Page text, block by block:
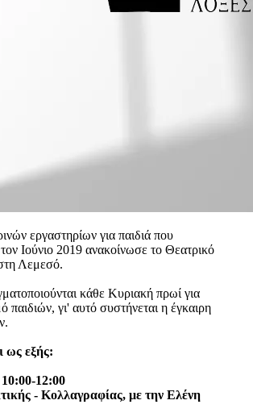
εργαστηρίων για παιδιά που
Ιούνιο 2019 ανακοίνωσε το Θεατρικό
Λεμεσό.
κάθε Κυριακή πρωί για
παιδιών, γι' αυτό συστήνεται η έγκαιρη
ως εξής:
12:00
- Κολλαγραφίας, με την Ελένη